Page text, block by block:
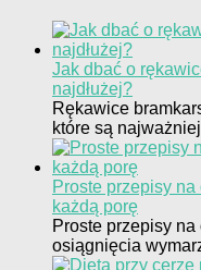
Jak dbać o
najdłużej?
Rękawice
które są
Proste przepisy
każdą porę
Proste przepisy
osiągnięcia